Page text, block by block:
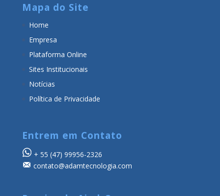
Mapa do Site
Home
Empresa
Plataforma Online
Sites Institucionais
Notícias
Política de Privacidade
Entrem em Contato
+ 55 (47) 99956-2326
contato@adamtecnologia.com